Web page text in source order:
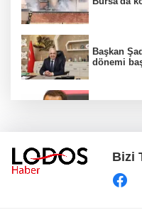
Başkan
dönemi
Bakan
aydınlatıldı!
Bizi